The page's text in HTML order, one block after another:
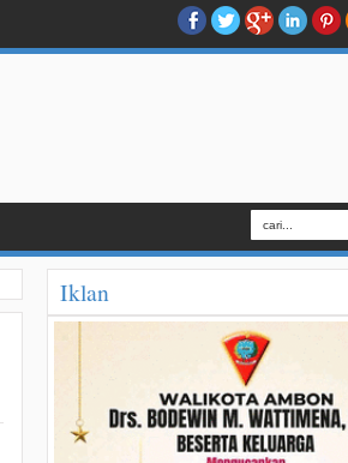
Iklan